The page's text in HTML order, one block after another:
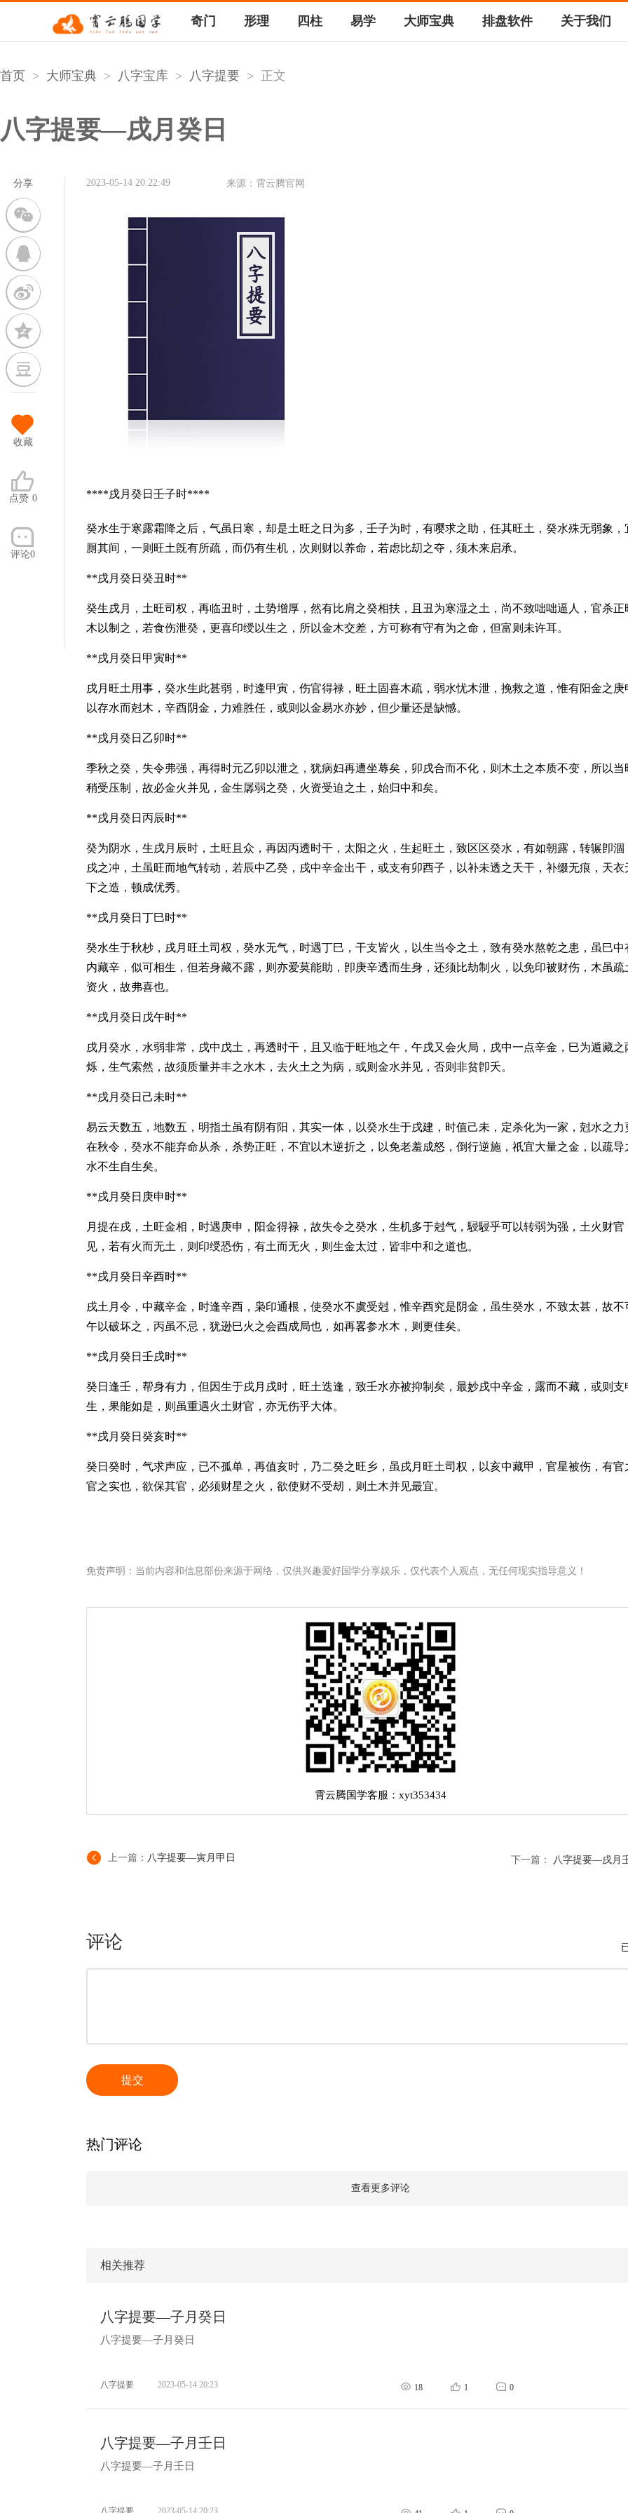
奇门 形理 四柱 易学 大师宝典 排盘软件 关于我们
首页 > 大师宝典 > 八字宝库 > 八字提要 > 正文
八字提要—戌月癸日
分享
收藏
点赞 0
评论0
2023-05-14 20:22:49 来源：霄云腾官网
****戌月癸日壬子时****
癸水生于寒露霜降之后，气虽日寒，却是土旺之日为多，壬子为时，有嘤求之助，任其旺土，癸水殊无弱象，
厠其间，一则旺土旣有所疏，而仍有生机，次则财以养命，若虑比刧之夺，须木来启承。
**戌月癸日癸丑时**
癸生戌月，土旺司权，再临丑时，土势增厚，然有比肩之癸相扶，且丑为寒湿之土，尚不致咄咄逼人，官杀正
木以制之，若食伤泄癸，更喜印绶以生之，所以金木交差，方可称有守有为之命，但富则未许耳。
**戌月癸日甲寅时**
戌月旺土用事，癸水生此甚弱，时逢甲寅，伤官得禄，旺土固喜木疏，弱水忧木泄，挽救之道，惟有阳金之庚
以存水而尅木，辛酉阴金，力难胜任，或则以金易水亦妙，但少量还是缺憾。
**戌月癸日乙卯时**
季秋之癸，失令弗强，再得时元乙卯以泄之，犹病妇再遭坐蓐矣，卯戌合而不化，则木土之本质不变，所以当
稍受压制，故必金火并见，金生孱弱之癸，火资受迫之土，始归中和矣。
**戌月癸日丙辰时**
癸为阴水，生戌月辰时，土旺且众，再因丙透时干，太阳之火，生起旺土，致区区癸水，有如朝露，转辗卽涸
戌之冲，土虽旺而地气转动，若辰中乙癸，戌中辛金出干，或支有卯酉子，以补未透之天干，补缀无痕，天衣
下之造，顿成优秀。
**戌月癸日丁巳时**
癸水生于秋杪，戌月旺土司权，癸水无气，时遇丁巳，干支皆火，以生当令之土，致有癸水熬乾之患，虽巳中
内藏辛，似可相生，但若身藏不露，则亦爱莫能助，卽庚辛透而生身，还须比劫制火，以免印被财伤，木虽疏
资火，故弗喜也。
**戌月癸日戊午时**
戌月癸水，水弱非常，戌中戊土，再透时干，且又临于旺地之午，午戌又会火局，戌中一点辛金，巳为遁藏之
烁，生气索然，故须质量并丰之水木，去火土之为病，或则金水并见，否则非贫卽夭。
**戌月癸日己未时**
易云天数五，地数五，明指土虽有阴有阳，其实一体，以癸水生于戌建，时值己未，定杀化为一家，尅水之力
在秋令，癸水不能弃命从杀，杀势正旺，不宜以木逆折之，以免老羞成怒，倒行逆施，祇宜大量之金，以疏导
水不生自生矣。
**戌月癸日庚申时**
月提在戌，土旺金相，时遇庚申，阳金得禄，故失令之癸水，生机多于尅气，駸駸乎可以转弱为强，土火财官
见，若有火而无土，则印绶恐伤，有土而无火，则生金太过，皆非中和之道也。
**戌月癸日辛酉时**
戌土月令，中藏辛金，时逢辛酉，枭印通根，使癸水不虞受尅，惟辛酉究是阴金，虽生癸水，不致太甚，故不
午以破坏之，丙虽不忌，犹逊巳火之会酉成局也，如再畧参水木，则更佳矣。
**戌月癸日壬戌时**
癸日逢壬，帮身有力，但因生于戌月戌时，旺土迭逢，致壬水亦被抑制矣，最妙戌中辛金，露而不藏，或则支
生，果能如是，则虽重遇火土财官，亦无伤乎大体。
**戌月癸日癸亥时**
癸日癸时，气求声应，已不孤单，再值亥时，乃二癸之旺乡，虽戌月旺土司权，以亥中藏甲，官星被伤，有官
官之实也，欲保其官，必须财星之火，欲使财不受刼，则土木并见最宜。
免责声明：当前内容和信息部份来源于网络，仅供兴趣爱好国学分享娱乐，仅代表个人观点，无任何现实指导意义！
霄云腾国学客服：xyt353434
上一篇： 八字提要—寅月甲日 下一篇： 八字提要—戌月
评论
提交
热门评论
查看更多评论
相关推荐
八字提要—子月癸日
八字提要—子月癸日
八字提要 2023-05-14 20:23 18 1 0
八字提要—子月壬日
八字提要—子月壬日
八字提要 2023-05-14 20:23